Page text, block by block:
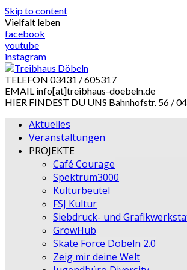
Skip to content
Vielfalt leben
facebook
youtube
instagram
TELEFON 03431 / 605317
EMAIL info[at]treibhaus-doebeln.de
HIER FINDEST DU UNS Bahnhofstr. 56 /
Aktuelles
Veranstaltungen
PROJEKTE
Café Courage
Spektrum3000
Kulturbeutel
FSJ Kultur
Siebdruck- und
GrowHub
Skate Force Döbeln 2.0
Zeig mir deine Welt